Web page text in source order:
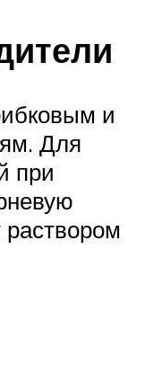
и
Для
при